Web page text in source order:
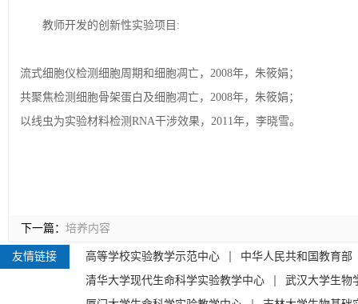
教师开发的创新性实验项目:
流式细胞仪检测细胞周期和细胞凋亡，2008年，朱筱娟；
共聚焦检测细胞骨架蛋白及细胞凋亡，2008年，朱筱娟；
以线虫为实验材料检测RNA干涉效果，2011年，李晓雪。
下一篇： 培养内容
友情链接 高等学校实验教学示范中心
中华人民共和国教育部
清华大学现代生命科学实验教学中心
武汉大学生物